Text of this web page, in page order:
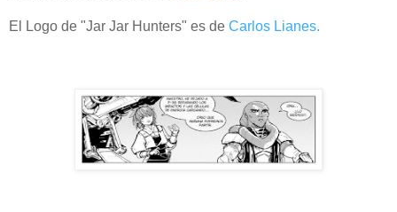
El Logo de "Jar Jar Hunters" es de Carlos Lianes.